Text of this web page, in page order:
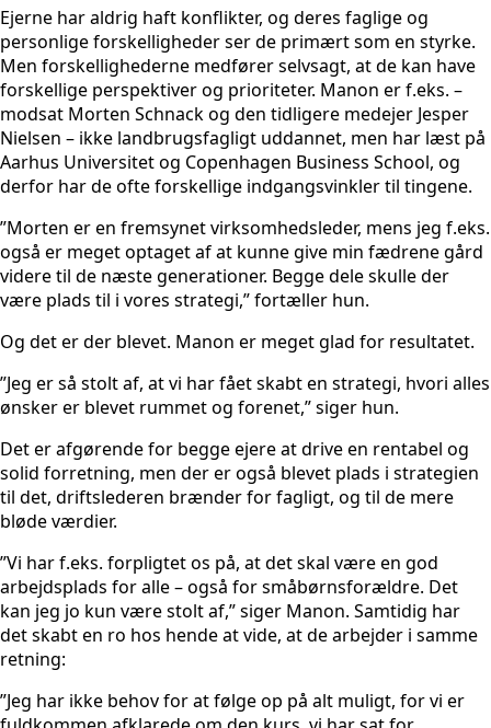
Ejerne har aldrig haft konflikter, og deres faglige og
personlige forskelligheder ser de primært som en styrke.
Men forskellighederne medfører selvsagt, at de kan have
forskellige perspektiver og prioriteter. Manon er f.eks. –
modsat Morten Schnack og den tidligere medejer Jesper
Nielsen – ikke landbrugsfagligt uddannet, men har læst på
Aarhus Universitet og Copenhagen Business School, og
derfor har de ofte forskellige indgangsvinkler til tingene.
”Morten er en fremsynet virksomhedsleder, mens jeg f.eks.
også er meget optaget af at kunne give min fædrene gård
videre til de næste generationer. Begge dele skulle der
være plads til i vores strategi,” fortæller hun.
Og det er der blevet. Manon er meget glad for resultatet.
”Jeg er så stolt af, at vi har fået skabt en strategi, hvori alles
ønsker er blevet rummet og forenet,” siger hun.
Det er afgørende for begge ejere at drive en rentabel og
solid forretning, men der er også blevet plads i strategien
til det, driftslederen brænder for fagligt, og til de mere
bløde værdier.
”Vi har f.eks. forpligtet os på, at det skal være en god
arbejdsplads for alle – også for småbørnsforældre. Det
kan jeg jo kun være stolt af,” siger Manon. Samtidig har
det skabt en ro hos hende at vide, at de arbejder i samme
retning:
”Jeg har ikke behov for at følge op på alt muligt, for vi er